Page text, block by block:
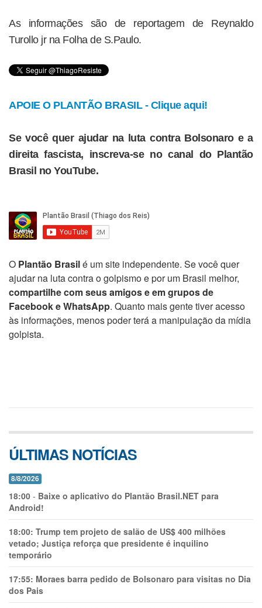
As informações são de reportagem de Reynaldo
Turollo jr na Folha de S.Paulo.
APOIE O PLANTÃO BRASIL - Clique aqui!
Se você quer ajudar na luta contra Bolsonaro e a
direita fascista, inscreva-se no canal do Plantão
Brasil no YouTube.
O Plantão Brasilé um site independente. Se você quer
ajudar na luta contra o golpismo e por um Brasil melhor,
compartilhe com seus amigos e em grupos de
Facebook e WhatsApp. Quanto mais gente tiver acesso
às informações, menos poder terá a manipulação da mídia
golpista.
ÚLTIMAS NOTÍCIAS
8/8/2026
18:00 - Baixe o aplicativo do Plantão Brasil.NET para
Android!
18:00: Trump tem projeto de salão de US$ 400 milhões
vetado; Justiça reforça que presidente é inquilino
temporário
17:55: Moraes barra pedido de Bolsonaro para visitas no Dia
dos Pais